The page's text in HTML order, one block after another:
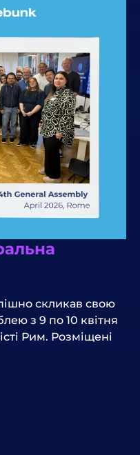
скликав свою
з 9 по 10 квітня
Рим. Розміщені